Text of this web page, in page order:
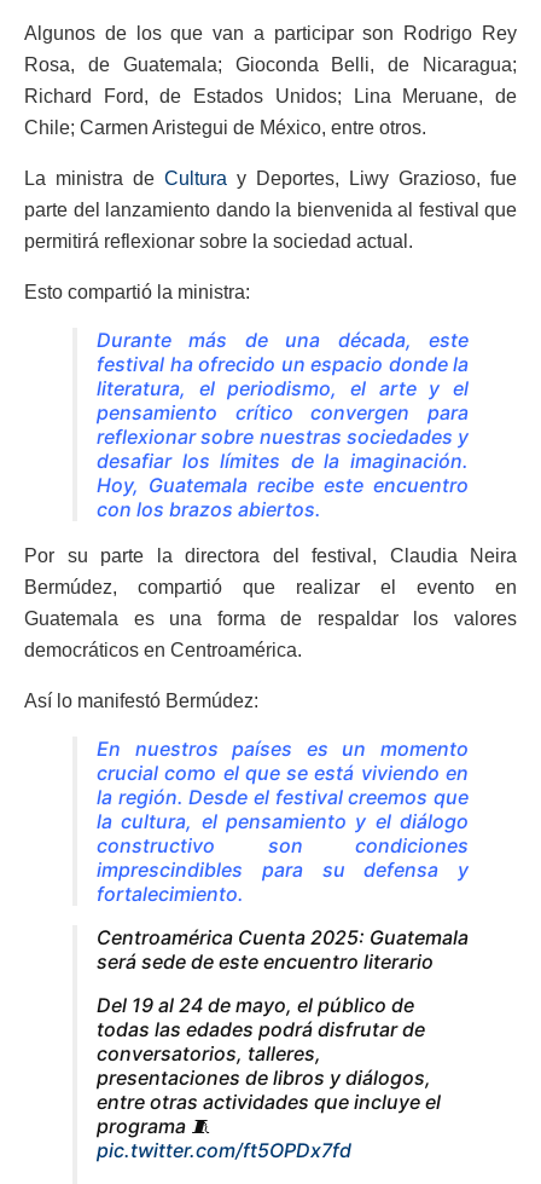
Algunos de los que van a participar son Rodrigo Rey
Rosa, de Guatemala; Gioconda Belli, de Nicaragua;
Richard Ford, de Estados Unidos; Lina Meruane, de
Chile; Carmen Aristegui de México, entre otros.
La ministra de Cultura y Deportes, Liwy Grazioso, fue
parte del lanzamiento dando la bienvenida al festival que
permitirá reflexionar sobre la sociedad actual.
Esto compartió la ministra:
Durante más de una década, este
festival ha ofrecido un espacio donde la
literatura, el periodismo, el arte y el
pensamiento crítico convergen para
reflexionar sobre nuestras sociedades y
desafiar los límites de la imaginación.
Hoy, Guatemala recibe este encuentro
con los brazos abiertos.
Por su parte la directora del festival, Claudia Neira
Bermúdez, compartió que realizar el evento en
Guatemala es una forma de respaldar los valores
democráticos en Centroamérica.
Así lo manifestó Bermúdez:
En nuestros países es un momento
crucial como el que se está viviendo en
la región. Desde el festival creemos que
la cultura, el pensamiento y el diálogo
constructivo son condiciones
imprescindibles para su defensa y
fortalecimiento.
Centroamérica Cuenta 2025: Guatemala
será sede de este encuentro literario
Del 19 al 24 de mayo, el público de
todas las edades podrá disfrutar de
conversatorios, talleres,
presentaciones de libros y diálogos,
entre otras actividades que incluye el
programa 🧵
pic.twitter.com/ft5OPDx7fd